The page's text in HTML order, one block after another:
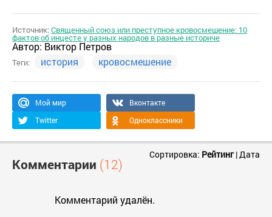
Источник:Священный союз или преступное кровосмешение: 10
фактов об инцесте у разных народов в разные историче
Автор:Виктор Петров
Теги: история кровосмешение
Мой мир
Вконтакте
Twitter
Одноклассники
Комментарии (12)
Сортировка: Рейтинг| Дата
Комментарий удалён.